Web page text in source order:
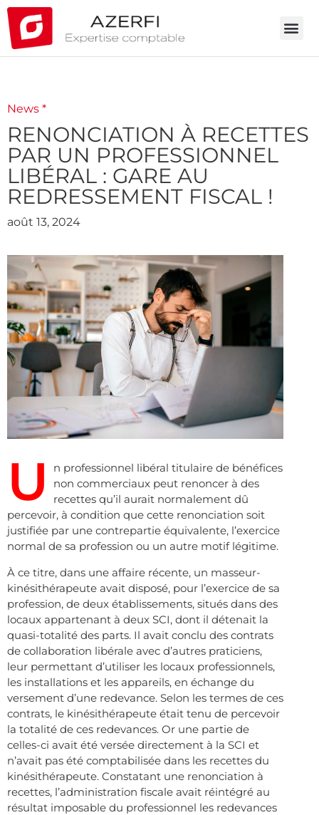
News *
RENONCIATION À RECETTES
PAR UN PROFESSIONNEL
LIBÉRAL : GARE AU
REDRESSEMENT FISCAL !
août 13, 2024
U
n professionnel libéral titulaire de bénéfices
non commerciaux peut renoncer à des
recettes qu’il aurait normalement dû
percevoir, à condition que cette renonciation soit
justifiée par une contrepartie équivalente, l’exercice
normal de sa profession ou un autre motif légitime.
À ce titre, dans une affaire récente, un masseur-
kinésithérapeute avait disposé, pour l’exercice de sa
profession, de deux établissements, situés dans des
locaux appartenant à deux SCI, dont il détenait la
quasi-totalité des parts. Il avait conclu des contrats
de collaboration libérale avec d’autres praticiens,
leur permettant d’utiliser les locaux professionnels,
les installations et les appareils, en échange du
versement d’une redevance. Selon les termes de ces
contrats, le kinésithérapeute était tenu de percevoir
la totalité de ces redevances. Or une partie de
celles-ci avait été versée directement à la SCI et
n’avait pas été comptabilisée dans les recettes du
kinésithérapeute. Constatant une renonciation à
recettes, l’administration fiscale avait réintégré au
résultat imposable du professionnel les redevances